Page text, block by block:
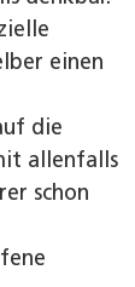
einen
die
allenfalls
schon